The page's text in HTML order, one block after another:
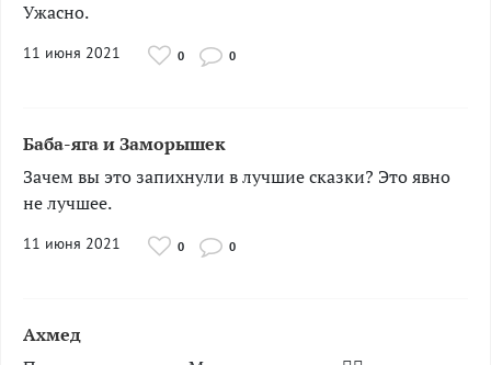
Ужасно.
11 июня 2021 0 0
Баба-яга и Заморышек
Зачем вы это запихнули в лучшие сказки? Это явно
не лучшее.
11 июня 2021 0 0
Ахмед